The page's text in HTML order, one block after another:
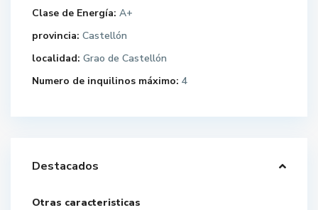
Clase de Energía: A+
provincia: Castellón
localidad: Grao de Castellón
Numero de inquilinos máximo: 4
Destacados
Otras caracteristicas